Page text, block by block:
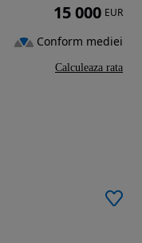
15 000 EUR
Conform mediei
Calculeaza rata